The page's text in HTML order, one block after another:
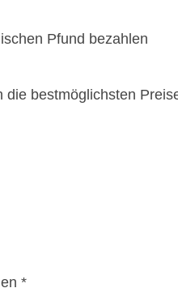
Pfund bezahlen
bestmöglichsten
*